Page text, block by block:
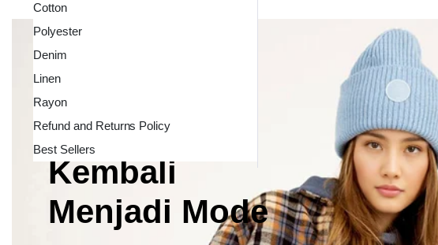
Cotton
Polyester
Denim
Linen
Rayon
Refund and Returns Policy
Best Sellers
Kain Pola
Lebar Kini
Kembali
Menjadi Mode